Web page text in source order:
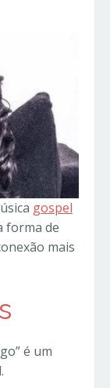
gospel
forma de
mais
é um